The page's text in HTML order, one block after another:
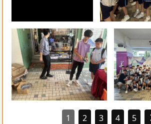
1 2 3 4 5